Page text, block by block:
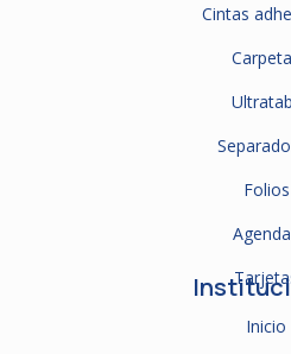
Cintas
Folios
Inicio